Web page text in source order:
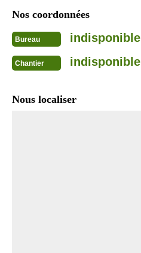
Nos coordonnées
Bureau indisponible
Chantier indisponible
Nous localiser